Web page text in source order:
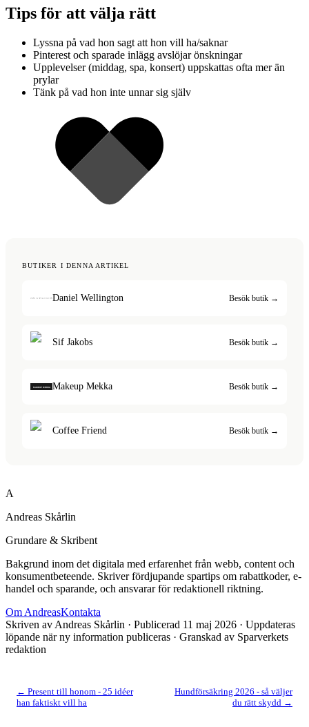
Tips för att välja rätt
Lyssna på vad hon sagt att hon vill ha/saknar
Pinterest och sparade inlägg avslöjar önskningar
Upplevelser (middag, spa, konsert) uppskattas ofta mer än
prylar
Tänk på vad hon inte unnar sig själv
BUTIKER I DENNA ARTIKEL
Daniel Wellington Besök butik →
Sif Jakobs Besök butik →
Makeup Mekka Besök butik →
Coffee Friend Besök butik →
A
Andreas Skårlin
Grundare & Skribent
Bakgrund inom det digitala med erfarenhet från webb, content och
konsumentbeteende. Skriver fördjupande spartips om rabattkoder, e-
handel och sparande, och ansvarar för redaktionell riktning.
Om AndreasKontakta
Skriven av Andreas Skårlin · Publicerad 11 maj 2026 · Uppdateras
löpande när ny information publiceras · Granskad av Sparverkets
redaktion
← Present till honom - 25 idéer
han faktiskt vill ha
Hundförsäkring 2026 - så väljer
du rätt skydd →